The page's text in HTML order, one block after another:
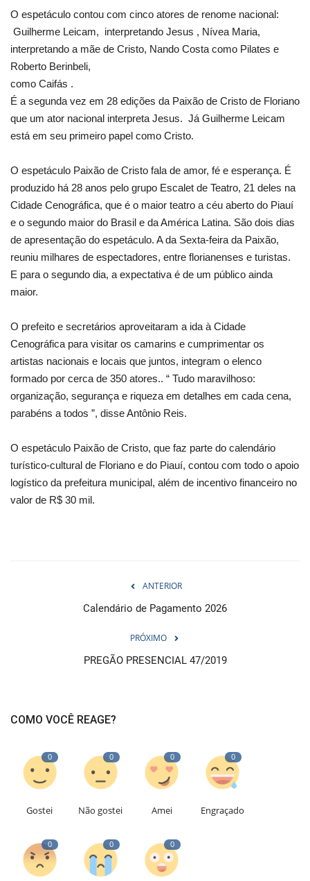
O espetáculo contou com cinco atores de renome nacional:
Guilherme Leicam, interpretando Jesus , Nívea Maria,
interpretando a mãe de Cristo, Nando Costa como Pilates e
Roberto Berinbeli,
como Caifás .
É a segunda vez em 28 edições da Paixão de Cristo de Floriano
que um ator nacional interpreta Jesus. Já Guilherme Leicam
está em seu primeiro papel como Cristo.
O espetáculo Paixão de Cristo fala de amor, fé e esperança. É
produzido há 28 anos pelo grupo Escalet de Teatro, 21 deles na
Cidade Cenográfica, que é o maior teatro a céu aberto do Piauí
e o segundo maior do Brasil e da América Latina. São dois dias
de apresentação do espetáculo. A da Sexta-feira da Paixão,
reuniu milhares de espectadores, entre florianenses e turistas.
E para o segundo dia, a expectativa é de um público ainda
maior.
O prefeito e secretários aproveitaram a ida à Cidade
Cenográfica para visitar os camarins e cumprimentar os
artistas nacionais e locais que juntos, integram o elenco
formado por cerca de 350 atores.. “ Tudo maravilhoso:
organização, segurança e riqueza em detalhes em cada cena,
parabéns a todos ”, disse Antônio Reis.
O espetáculo Paixão de Cristo, que faz parte do calendário
turístico-cultural de Floriano e do Piauí, contou com todo o apoio
logístico da prefeitura municipal, além de incentivo financeiro no
valor de R$ 30 mil.
ANTERIOR
Calendário de Pagamento 2026
PRÓXIMO
PREGÃO PRESENCIAL 47/2019
COMO VOCÊ REAGE?
0
Gostei
0
Não gostei
0
Amei
0
Engraçado
0 0 0